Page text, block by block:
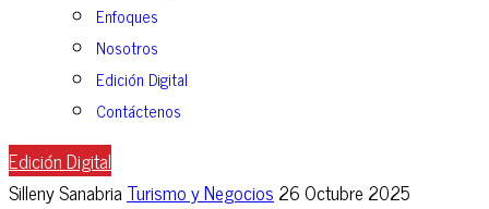
Enfoques
Nosotros
Edición Digital
Contáctenos
Edición Digital
Silleny SanabriaTurismo y Negocios 26 Octubre 2025